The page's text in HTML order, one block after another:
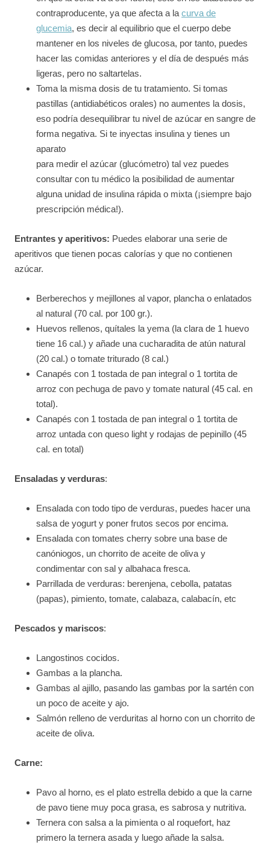
contraproducente, ya que afecta a la curva de
glucemia, es decir al equilibrio que el cuerpo debe
mantener en los niveles de glucosa, por tanto, puedes
hacer las comidas anteriores y el día de después más
ligeras, pero no saltartelas.
Toma la misma dosis de tu tratamiento. Si tomas
pastillas (antidiabéticos orales) no aumentes la dosis,
eso podría desequilibrar tu nivel de azúcar en sangre de
forma negativa. Si te inyectas insulina y tienes un
aparato
para medir el azúcar (glucómetro) tal vez puedes
consultar con tu médico la posibilidad de aumentar
alguna unidad de insulina rápida o mixta (¡siempre bajo
prescripción médica!).
Entrantes y aperitivos: Puedes elaborar una serie de
aperitivos que tienen pocas calorías y que no contienen
azúcar.
Berberechos y mejillones al vapor, plancha o enlatados
al natural (70 cal. por 100 gr.).
Huevos rellenos, quítales la yema (la clara de 1 huevo
tiene 16 cal.) y añade una cucharadita de atún natural
(20 cal.) o tomate triturado (8 cal.)
Canapés con 1 tostada de pan integral o 1 tortita de
arroz con pechuga de pavo y tomate natural (45 cal. en
total).
Canapés con 1 tostada de pan integral o 1 tortita de
arroz untada con queso light y rodajas de pepinillo (45
cal. en total)
Ensaladas y verduras:
Ensalada con todo tipo de verduras, puedes hacer una
salsa de yogurt y poner frutos secos por encima.
Ensalada con tomates cherry sobre una base de
canóniogos, un chorrito de aceite de oliva y
condimentar con sal y albahaca fresca.
Parrillada de verduras: berenjena, cebolla, patatas
(papas), pimiento, tomate, calabaza, calabacín, etc
Pescados y mariscos:
Langostinos cocidos.
Gambas a la plancha.
Gambas al ajillo, pasando las gambas por la sartén con
un poco de aceite y ajo.
Salmón relleno de verduritas al horno con un chorrito de
aceite de oliva.
Carne:
Pavo al horno, es el plato estrella debido a que la carne
de pavo tiene muy poca grasa, es sabrosa y nutritiva.
Ternera con salsa a la pimienta o al roquefort, haz
primero la ternera asada y luego añade la salsa.